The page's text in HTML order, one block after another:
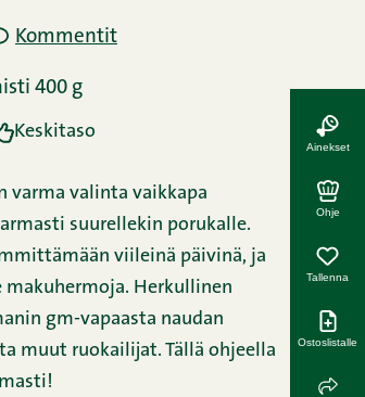
Kommentit
400 g
Keskitaso
varma valinta vaikkapa
suurellekin porukalle.
viileinä päivinä, ja
Herkullinen
gm-vapaasta naudan
muut ruokailijat. Tällä ohjeella
Ainekset
Ohje
Tallenna
Ostoslistalle